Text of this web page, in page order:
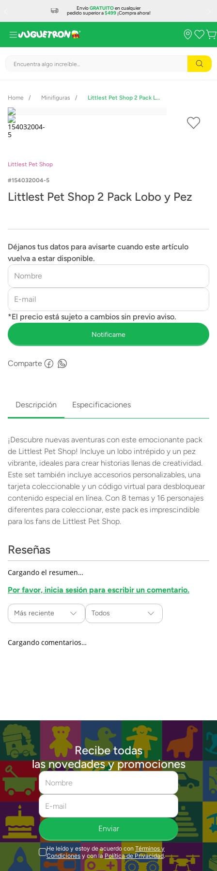
EnvíoGRATUITOen cualquier
pedido superior a$499¡Compra ahora!
Encuentra algo increíble...
Minifiguras Littlest Pet Shop 2 Pack Lobo y Pez
Littlest Pet Shop
154032004-5
Littlest Pet Shop 2 Pack Lobo y Pez
Déjanos tus datos para avisarte cuando este artículo
vuelva a estar disponible.
Comparte
Descripción Especificaciones
¡Descubre nuevas aventuras con este emocionante pack
de Littlest Pet Shop! Incluye un lobo intrépido y un pez
vibrante, ideales para crear historias llenas de creatividad.
Este set también incluye accesorios personalizables, una
tarjeta coleccionable y un código virtual para desbloquear
contenido especial en línea. Con 8 temas y 16 personajes
diferentes para coleccionar, este pack es imprescindible
para los fans de Littlest Pet Shop.
Reseñas
Cargando el resumen…
Por favor, inicia sesión para escribir un comentario.
Más reciente Todos
Cargando comentarios…
Recibe todas
las novedades y promociones
Enviar
He leído y estoy de acuerdo con Términos y
Condiciones y con la Política de Privacidad.